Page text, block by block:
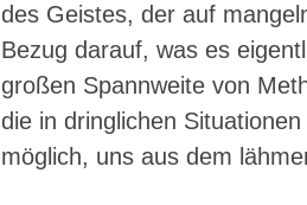
des Geistes, der auf
Bezug darauf, was es
großen Spannweite von
die in dringlichen
möglich, uns aus dem